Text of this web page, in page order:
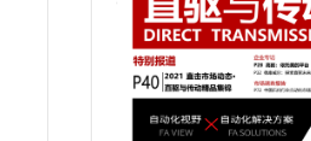
拨打电话咨询：
邮箱：